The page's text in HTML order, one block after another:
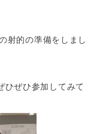
射的の準備をしまし
ひぜひ参加してみて